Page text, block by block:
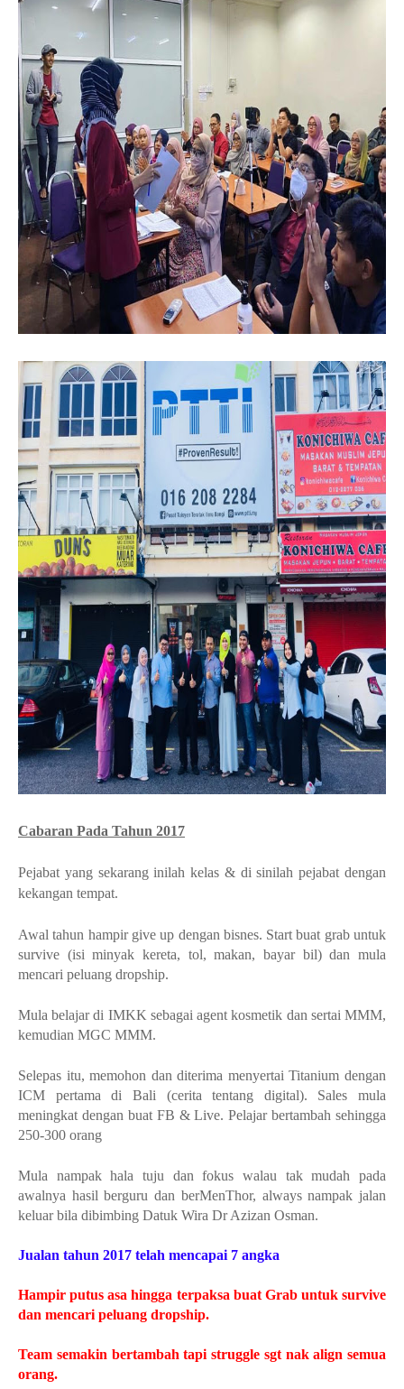
Cabaran Pada Tahun 2017
Pejabat yang sekarang inilah kelas & di sinilah pejabat dengan
kekangan tempat.
Awal tahun hampir give up dengan bisnes. Start buat grab untuk
survive (isi minyak kereta, tol, makan, bayar bil) dan mula
mencari peluang dropship.
Mula belajar di IMKK sebagai agent kosmetik dan sertai MMM,
kemudian MGC MMM.
Selepas itu, memohon dan diterima menyertai Titanium dengan
ICM pertama di Bali (cerita tentang digital). Sales mula
meningkat dengan buat FB & Live. Pelajar bertambah sehingga
250-300 orang
Mula nampak hala tuju dan fokus walau tak mudah pada
awalnya hasil berguru dan berMenThor, always nampak jalan
keluar bila dibimbing Datuk Wira Dr Azizan Osman.
Jualan tahun 2017 telah mencapai 7 angka
Hampir putus asa hingga terpaksa buat Grab untuk survive
dan mencari peluang dropship.
Team semakin bertambah tapi struggle sgt nak align semua
orang.